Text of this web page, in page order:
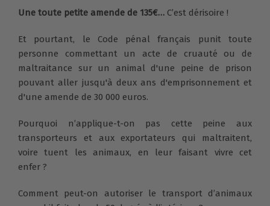
Une toute petite amende de 135€… C’est dérisoire !
Et pourtant, le Code pénal français punit toute
personne commettant un acte de cruauté ou de
maltraitance sur un animal d'une peine de prison
pouvant aller jusqu'à deux ans d'emprisonnement et
d'une amende de 30 000 euros.
Pourquoi n’applique-t-on pas cette peine aux
transporteurs et aux exportateurs qui maltraitent,
voire tuent les animaux, en leur faisant vivre cet
enfer ?
Comment peut-on autoriser le transport d’animaux